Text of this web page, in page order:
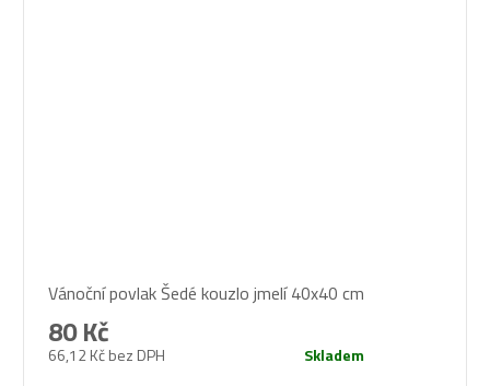
Vánoční povlak Šedé kouzlo jmelí 40x40 cm
66,12 Kč bez DPH
80 Kč
Skladem